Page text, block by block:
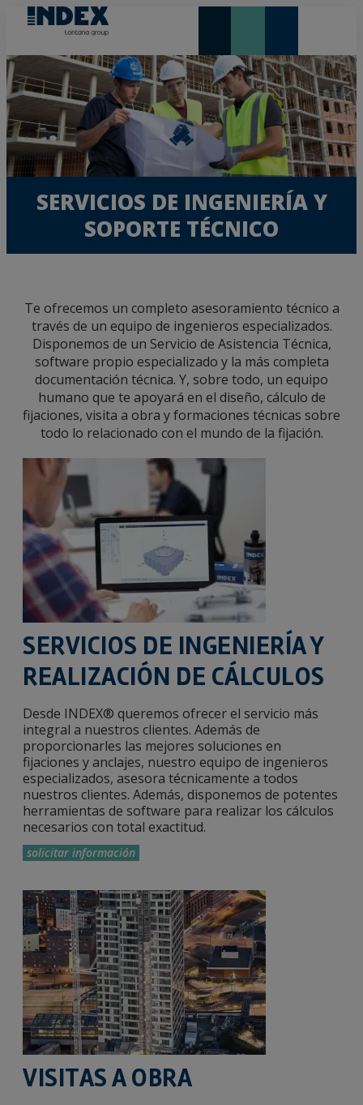
SERVICIOS DE INGENIERÍA Y
SOPORTE TÉCNICO
Te ofrecemos un completo asesoramiento técnico a
través de un equipo de ingenieros especializados.
Disponemos de un Servicio de Asistencia Técnica,
software propio especializado y la más completa
documentación técnica. Y, sobre todo, un equipo
humano que te apoyará en el diseño, cálculo de
fijaciones, visita a obra y formaciones técnicas sobre
todo lo relacionado con el mundo de la fijación.
SERVICIOS DE INGENIERÍA Y
REALIZACIÓN DE CÁLCULOS
Desde INDEX® queremos ofrecer el servicio más
integral a nuestros clientes. Además de
proporcionarles las mejores soluciones en
fijaciones y anclajes, nuestro equipo de ingenieros
especializados, asesora técnicamente a todos
nuestros clientes. Además, disponemos de potentes
herramientas de software para realizar los cálculos
necesarios con total exactitud.
solicitar información
VISITAS A OBRA